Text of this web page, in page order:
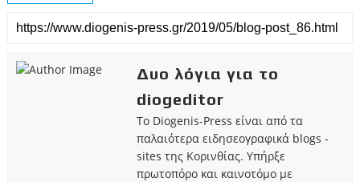
Δυο λόγια για το
diogeditor
Το Diogenis-Press είναι από τα
παλαιότερα ειδησεογραφικά blogs -
sites της Κορινθίας. Υπήρξε
πρωτοπόρο και καινοτόμο με